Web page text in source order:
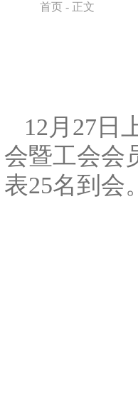
首页 - 正文
12月27日
会暨工会会
表25名到会